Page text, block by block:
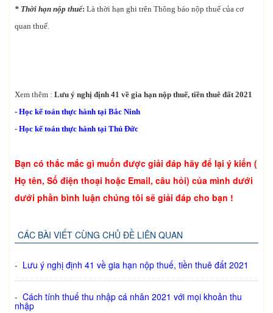
* Thời hạn nộp thuế: Là thời hạn ghi trên Thông báo nộp thuế của cơ
quan thuế.
Xem thêm : Lưu ý nghị định 41 về gia hạn nộp thuế, tiền thuê đất 2021
- Học kế toán thực hành tại Bắc Ninh
- Học kế toán thực hành tại Thủ Đức
Bạn có thắc mắc gì muốn được giải đáp hãy để lại ý kiến (
Họ tên, Số điện thoại hoặc Email, câu hỏi) của mình dưới
dưới phần bình luận chúng tôi sẽ giải đáp cho bạn !
CÁC BÀI VIẾT CÙNG CHỦ ĐỀ LIÊN QUAN
- Lưu ý nghị định 41 về gia hạn nộp thuế, tiền thuê đất 2021
- Cách tính thuế thu nhập cá nhân 2021 với mọi khoản thu
nhập